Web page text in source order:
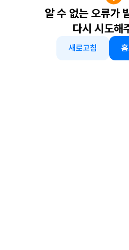
알 수 없는 오류가
다시 시도해
새로고침